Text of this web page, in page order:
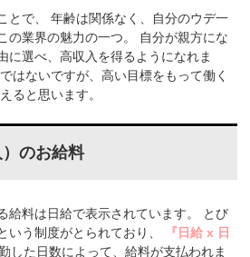
とで、
年齢は関係なく、自分のウデ一
の業界の魅力の一つ。
自分が親方にな
に選べ、高収入を得るようになれま
はないですが、高い目標をもって働く
ると思います。
のお給料
給料は日給で表示されています。
とび
いう制度がとられており、
『日給 x 日
した日数によって、給料が支払われま